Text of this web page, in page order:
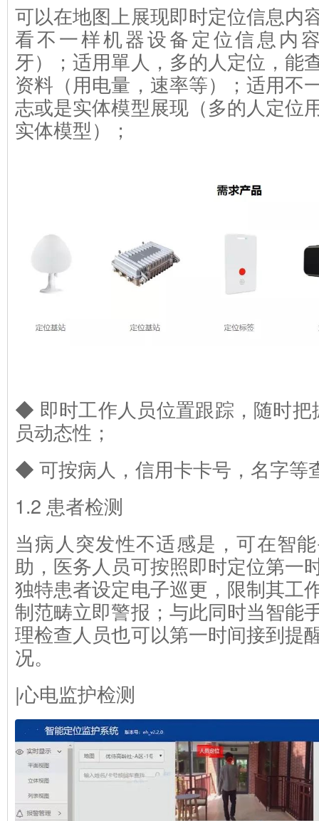
可以在地图上展现即时定位信息内
看不一样机器设备定位信息内
牙）；适用單人，多的人定位，能
资料（用电量，速率等）；适用不
志或是实体模型展现（多的人定位
实体模型）；
◆ 即时工作人员位置跟踪，随时把
员动态性；
◆ 可按病人，信用卡卡号，名字等
1.2 患者检测
当病人突发性不适感是，可在智
助，医务人员可按照即时定位第一
独特患者设定电子巡更，限制其工
制范畴立即警报；与此同时当智能
理检查人员也可以第一时间接到提
况。
|心电监护检测